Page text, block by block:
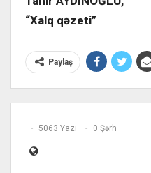
“Xalq qəzeti”
Paylaş
5063 Yazı 0 Şərh